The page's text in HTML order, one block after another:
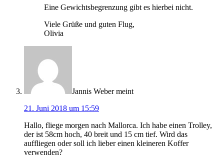
Eine Gewichtsbegrenzung gibt es hierbei nicht.
Viele Grüße und guten Flug,
Olivia
Jannis Weber meint
21. Juni 2018 um 15:59
Hallo, fliege morgen nach Mallorca. Ich habe einen Trolley,
der ist 58cm hoch, 40 breit und 15 cm tief. Wird das
auffliegen oder soll ich lieber einen kleineren Koffer
verwenden?